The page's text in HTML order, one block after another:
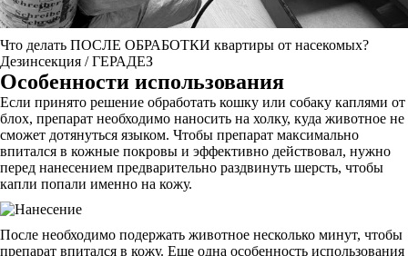
Что делать ПОСЛЕ ОБРАБОТКИ квартиры от насекомых?
Дезинсекция / ГЕРАДЕЗ
Особенности использования
Если принято решение обработать кошку или собаку каплями от
блох, препарат необходимо наносить на холку, куда животное не
сможет дотянуться языком. Чтобы препарат максимально
впитался в кожные покровы и эффективно действовал, нужно
перед нанесением предварительно раздвинуть шерсть, чтобы
капли попали именно на кожу.
После необходимо подержать животное несколько минут, чтобы
препарат впитался в кожу. Еще одна особенность использования